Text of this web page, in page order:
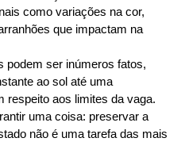
como variações na cor,
que impactam na
podem ser inúmeros fatos,
ao sol até uma
respeito aos limites da vaga.
uma coisa: preservar a
não é uma tarefa das mais